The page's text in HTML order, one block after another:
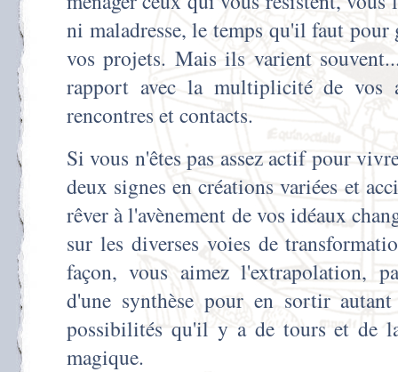
ni maladresse, le temps qu'il faut
vos projets. Mais ils varient
rapport avec la multiplicité de vos
rencontres et contacts.
Si vous n'êtes pas assez actif pour
deux signes en créations variées et
rêver à l'avènement de vos idéaux
sur les diverses voies de
façon, vous aimez l'extrapolation,
d'une synthèse pour en sortir
possibilités qu'il y a de tours et de
magique.